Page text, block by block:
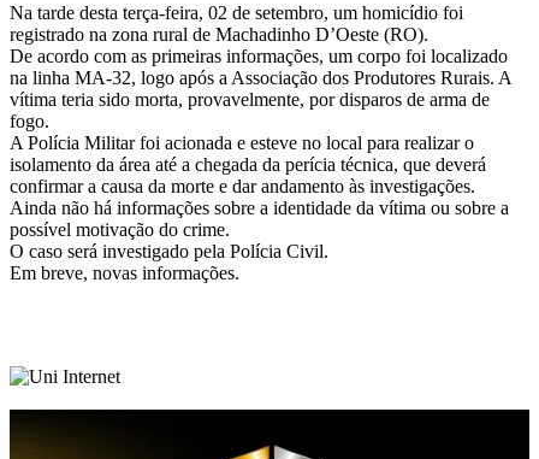
Na tarde desta terça-feira, 02 de setembro, um homicídio foi
registrado na zona rural de Machadinho D’Oeste (RO).
De acordo com as primeiras informações, um corpo foi localizado
na linha MA-32, logo após a Associação dos Produtores Rurais. A
vítima teria sido morta, provavelmente, por disparos de arma de
fogo.
A Polícia Militar foi acionada e esteve no local para realizar o
isolamento da área até a chegada da perícia técnica, que deverá
confirmar a causa da morte e dar andamento às investigações.
Ainda não há informações sobre a identidade da vítima ou sobre a
possível motivação do crime.
O caso será investigado pela Polícia Civil.
Em breve, novas informações.